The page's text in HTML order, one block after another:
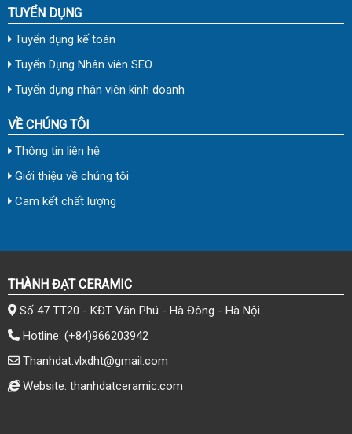
TUYỂN DỤNG
Tuyển dụng kế toán
Tuyển Dụng Nhân viên SEO
Tuyển dụng nhân viên kinh doanh
VỀ CHÚNG TÔI
Thông tin liên hệ
Giới thiệu về chúng tôi
Cam kết chất lượng
THÀNH ĐẠT CERAMIC
Số 47 TT20 - KĐT Văn Phú - Hà Đông - Hà Nội.
Hotline: (+84)966203942
Thanhdat.vlxdht@gmail.com
Website: thanhdatceramic.com